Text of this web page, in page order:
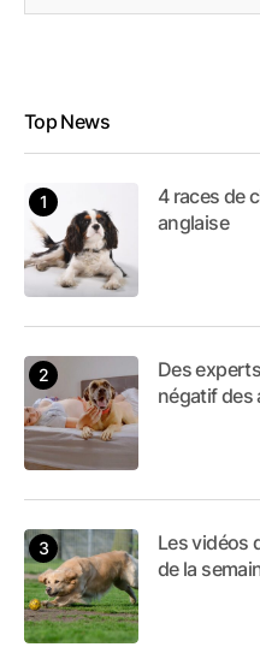
Top News
4 races de
anglaise
Des
négatif des
Les vidéos
de la